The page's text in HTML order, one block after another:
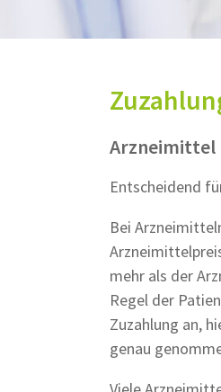
Arzneimittel
Entscheidend
Bei
mehr als der
Regel der
Zuzahlung an,
genau